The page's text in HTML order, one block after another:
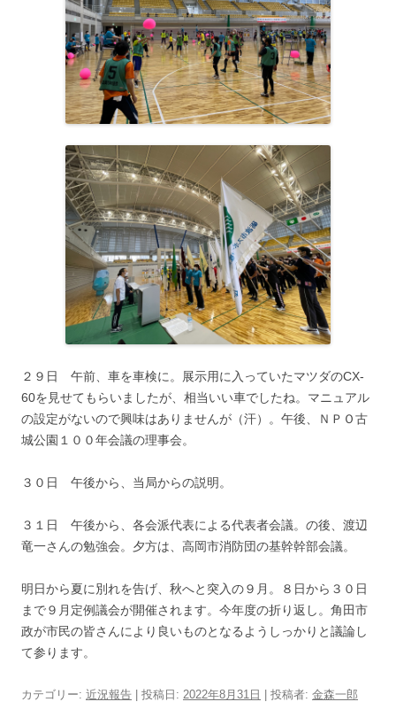
２９日 午前、車を車検に。展示用に入っていたマツダのCX-
60を見せてもらいましたが、相当いい車でしたね。マニュアル
の設定がないので興味はありませんが（汗）。午後、ＮＰＯ古
城公園１００年会議の理事会。
３０日 午後から、当局からの説明。
３１日 午後から、各会派代表による代表者会議。の後、渡辺
竜一さんの勉強会。夕方は、高岡市消防団の基幹幹部会議。
明日から夏に別れを告げ、秋へと突入の９月。８日から３０日
まで９月定例議会が開催されます。今年度の折り返し。角田市
政が市民の皆さんにより良いものとなるようしっかりと議論し
て参ります。
カテゴリー: 近況報告 | 投稿日: 2022年8月31日 投稿者: 金森一郎